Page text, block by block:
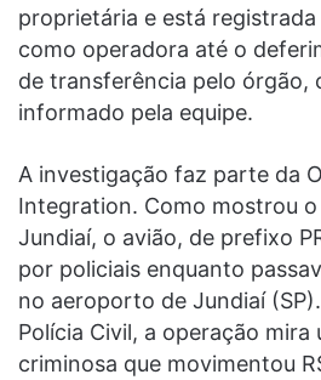
proprietária e está registrada
como operadora até o
de transferência pelo órgão,
informado pela equipe.
A investigação faz parte da
Integration. Como mostrou o
Jundiaí, o avião, de prefixo
por policiais enquanto
no aeroporto de Jundiaí
Polícia Civil, a operação mira
criminosa que movimentou